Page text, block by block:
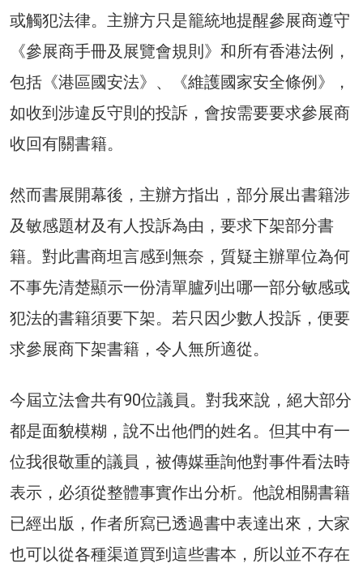
或觸犯法律。主辦方只是籠統地提醒參展商遵守
《參展商手冊及展覽會規則》和所有香港法例，
包括《港區國安法》、《維護國家安全條例》，
如收到涉違反守則的投訴，會按需要要求參展商
收回有關書籍。
然而書展開幕後，主辦方指出，部分展出書籍涉
及敏感題材及有人投訴為由，要求下架部分書
籍。對此書商坦言感到無奈，質疑主辦單位為何
不事先清楚顯示一份清單臚列出哪一部分敏感或
犯法的書籍須要下架。若只因少數人投訴，便要
求參展商下架書籍，令人無所適從。
今屆立法會共有90位議員。對我來說，絕大部分
都是面貌模糊，說不出他們的姓名。但其中有一
位我很敬重的議員，被傳媒垂詢他對事件看法時
表示，必須從整體事實作出分析。他說相關書籍
已經出版，作者所寫已透過書中表達出來，大家
也可以從各種渠道買到這些書本，所以並不存在